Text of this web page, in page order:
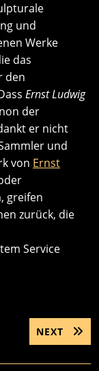
und
Werke
das
den
Ernst Ludwig
der
er nicht
und
von Ernst
greifen
zurück, die
Service
NEXT
NEXT
POST: